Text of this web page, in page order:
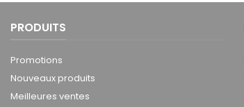
PRODUITS
Promotions
Nouveaux produits
Meilleures ventes